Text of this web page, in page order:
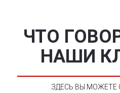
ЧТО
НАШИ
ЗДЕСЬ ВЫ МОЖЕТЕ